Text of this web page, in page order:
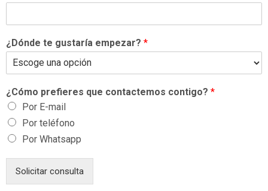
¿Dónde te gustaría empezar? *
¿Cómo prefieres que contactemos contigo? *
Por E-mail
Por teléfono
Por Whatsapp
Solicitar consulta